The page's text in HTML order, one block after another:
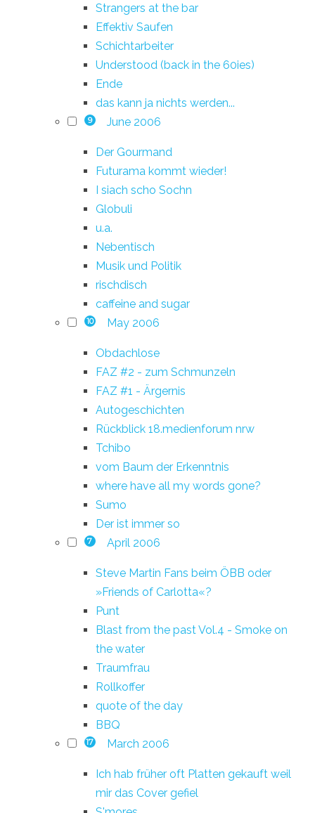
Strangers at the bar
Effektiv Saufen
Schichtarbeiter
Understood (back in the 60ies)
Ende
das kann ja nichts werden...
9 June 2006
Der Gourmand
Futurama kommt wieder!
I siach scho Sochn
Globuli
u.a.
Nebentisch
Musik und Politik
rischdisch
caffeine and sugar
10 May 2006
Obdachlose
FAZ #2 - zum Schmunzeln
FAZ #1 - Ärgernis
Autogeschichten
Rückblick 18.medienforum nrw
Tchibo
vom Baum der Erkenntnis
where have all my words gone?
Sumo
Der ist immer so
7 April 2006
Steve Martin Fans beim ÖBB oder
»Friends of Carlotta«?
Punt
Blast from the past Vol.4 - Smoke on
the water
Traumfrau
Rollkoffer
quote of the day
BBQ
17 March 2006
Ich hab früher oft Platten gekauft weil
mir das Cover gefiel